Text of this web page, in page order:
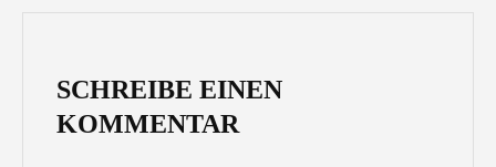
SCHREIBE EINEN
KOMMENTAR